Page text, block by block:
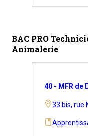
BAC PRO
Animalerie
40 - MFR de
33 bis, rue